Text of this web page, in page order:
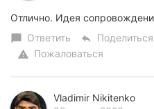
Отлично. Идея
chat_bubble Ответить reply Поделиться
warning Пожаловаться
Vladimir Nikitenko